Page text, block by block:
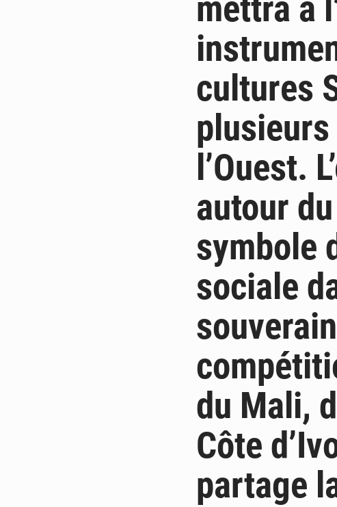
mettra à
cultures
plusieurs
l’Ouest.
autour
symbole
sociale
du Mali,
Côte
partage